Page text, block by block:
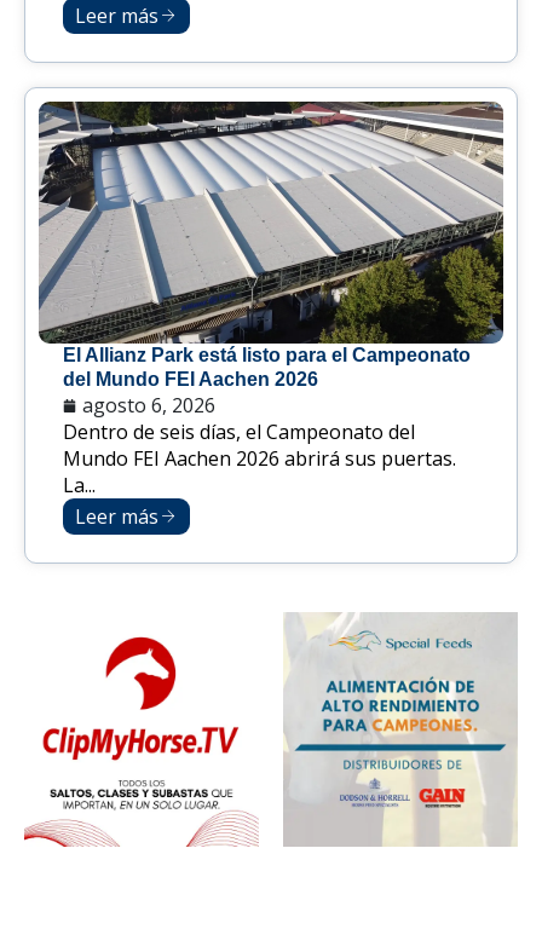
Leer más
El Allianz Park está listo para el Campeonato
del Mundo FEI Aachen 2026
agosto 6, 2026
Dentro de seis días, el Campeonato del
Mundo FEI Aachen 2026 abrirá sus puertas.
La...
Leer más